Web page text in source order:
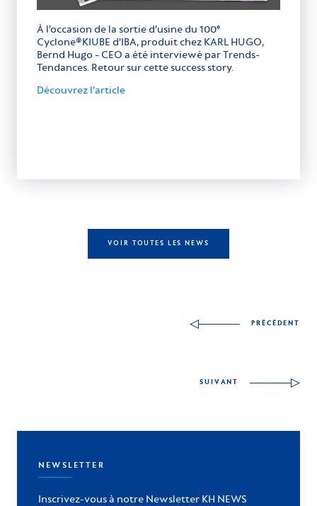
À l’occasion de la sortie d’usine du 100e
Cyclone®KIUBE d’IBA, produit chez KARL HUGO,
Bernd Hugo - CEO a été interviewé par Trends-
Tendances. Retour sur cette success story.
Découvrez l’article
VOIR TOUTES LES NEWS
PRÉCÉDENT
SUIVANT
NEWSLETTER
Inscrivez-vous à notre Newsletter KH NEWS